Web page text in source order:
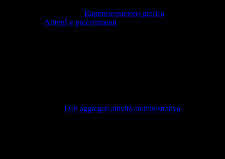
Rappresentazione grafica
Attività e procedimenti
Dati aggregati attività amministrativa